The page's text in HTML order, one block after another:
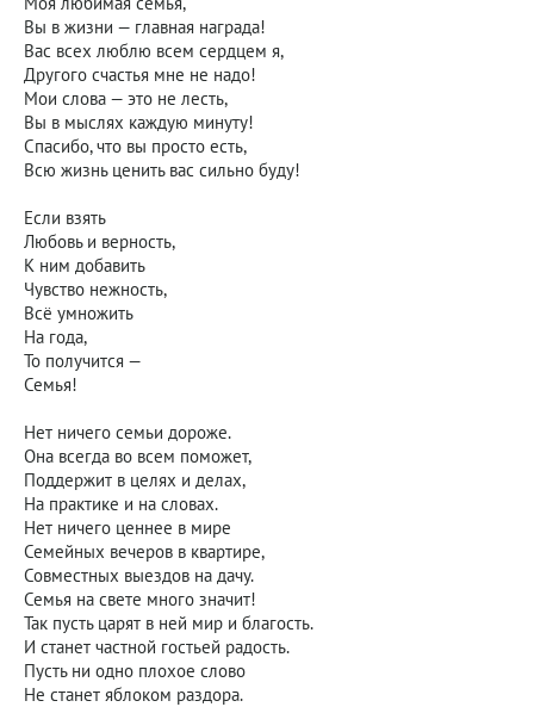
Вы в жизни — главная награда!
Вас всех люблю всем сердцем я,
Другого счастья мне не надо!
Мои слова — это не лесть,
Вы в мыслях каждую минуту!
Спасибо, что вы просто есть,
Всю жизнь ценить вас сильно буду!
Если взять
Любовь и верность,
К ним добавить
Чувство нежность,
Всё умножить
На года,
То получится —
Семья!
Нет ничего семьи дороже.
Она всегда во всем поможет,
Поддержит в целях и делах,
На практике и на словах.
Нет ничего ценнее в мире
Семейных вечеров в квартире,
Совместных выездов на дачу.
Семья на свете много значит!
Так пусть царят в ней мир и благость.
И станет частной гостьей радость.
Пусть ни одно плохое слово
Не станет яблоком раздора.